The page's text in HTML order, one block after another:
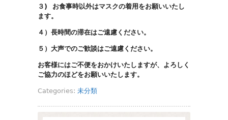
３) お食事時以外はマスクの着用をお願いいたし
ます。
４）長時間の滞在はご遠慮ください。
５）大声でのご歓談はご遠慮ください。
お客様にはご不便をおかけいたしますが、よろしく
ご協力のほどをお願いいたします。
Categories: 未分類